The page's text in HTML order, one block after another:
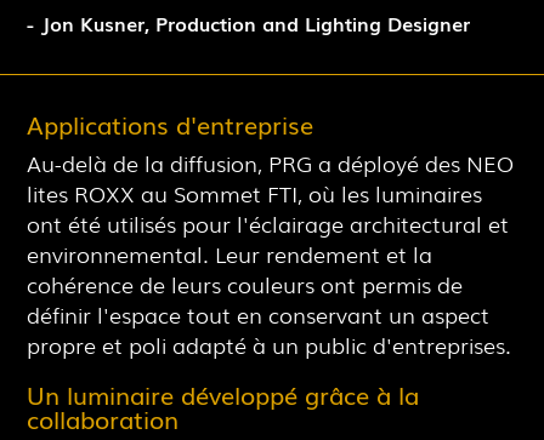
- Jon Kusner, Production and Lighting Designer
Applications d'entreprise
Au-delà de la diffusion, PRG a déployé des NEO
lites ROXX au Sommet FTI, où les luminaires
ont été utilisés pour l'éclairage architectural et
environnemental. Leur rendement et la
cohérence de leurs couleurs ont permis de
définir l'espace tout en conservant un aspect
propre et poli adapté à un public d'entreprises.
Un luminaire développé grâce à la
collaboration